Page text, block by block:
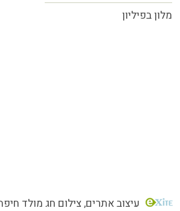
מלון בפיליון
עיצוב אתרים, צילום חג מולד